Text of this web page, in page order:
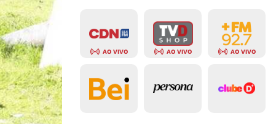
AO VIVO AO VIVO AO VIVO